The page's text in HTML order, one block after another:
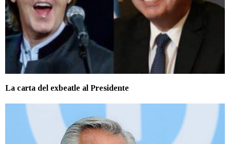
La carta del exbeatle al Presidente